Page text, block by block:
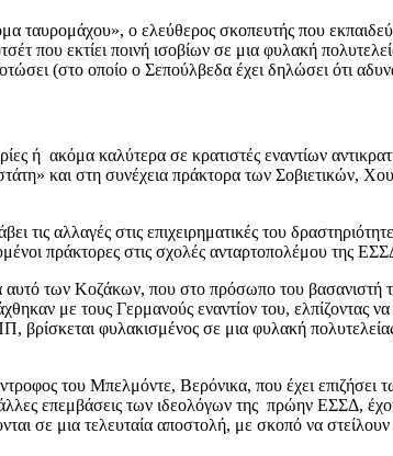
ο ελεύθερος σκοπευτής που
που εκτίει ποινή ισοβίων σε μια φυλακή
(στο οποίο ο Σεπούλβεδα έχει δηλώσει ότι
ή ακόμα καλύτερα σε κρατιστές εναντίων
και στη συνέχεια πράκτορα των Σοβιετικών,
αλλαγές στις επιχειρηματικές του
πράκτορες στις σχολές ανταρτοπολέμου της
αυτό των Κοζάκων, που στο πρόσωπο του βασανιστή
με τους Γερμανούς εναντίον του, ελπίζοντας
φυλακισμένος σε μια φυλακή
του Μπελμόντε, Βερόνικα, που έχει επιζήσει
επεμβάσεις των ιδεολόγων της πρώην ΕΣΣΔ,
σε μια τελευταία αποστολή, με σκοπό να